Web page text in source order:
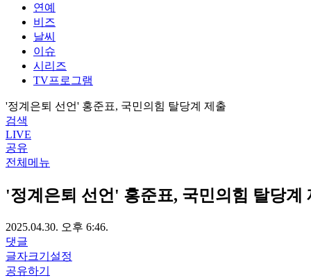
연예
비즈
날씨
이슈
시리즈
TV프로그램
'정계은퇴 선언' 홍준표, 국민의힘 탈당계 제출
검색
LIVE
공유
전체메뉴
'정계은퇴 선언' 홍준표, 국민의힘 탈당계
2025.04.30. 오후 6:46.
댓글
글자크기설정
공유하기